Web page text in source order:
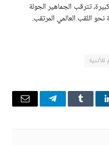
تترقب الجماهير الجولة
نحو اللقب العالمي المرتقب.
لينكدإن Tumblr تيلقرام البريد